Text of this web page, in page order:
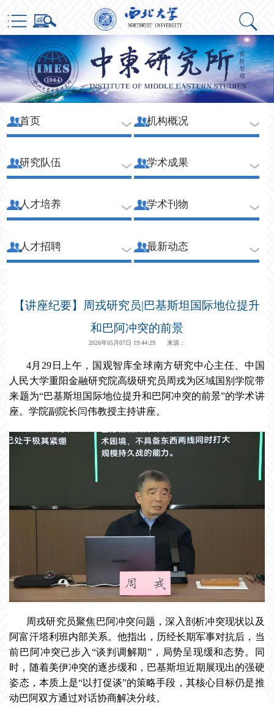
首页 机构概况
研究队伍 学术成果
人才培养 学术刊物
人才招聘 最新动态
【讲座纪要】周戎研究员|巴基斯坦国际地位提升
和巴阿冲突的前景
2026年05月07日 19:44:29 来源：
4月29日上午，国观智库全球南方研究中心主任、中国
人民大学重阳金融研究院高级研究员周戎为区域国别学院带
来题为“巴基斯坦国际地位提升和巴阿冲突的前景”的学术讲
座。学院副院长闫伟教授主持讲座。
周戎研究员聚焦巴阿冲突问题，深入剖析冲突现状以及
阿富汗塔利班内部关系。他指出，历经长期军事对抗后，当
前巴阿冲突已步入“谈判调解期”，局势呈现缓和态势。同
时，随着美伊冲突的逐步缓和，巴基斯坦近期展现出的强硬
姿态，本质上是“以打促谈”的策略手段，其核心目标仍是推
动巴阿双方通过对话协商解决分歧。